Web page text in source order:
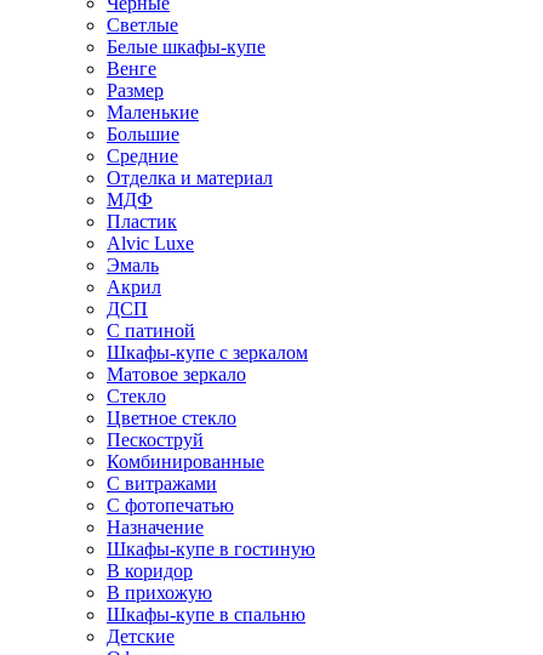
Светлые
Белые шкафы-купе
Венге
Размер
Маленькие
Большие
Средние
Отделка и материал
МДФ
Пластик
Alvic Luxe
Эмаль
Акрил
ДСП
С патиной
Шкафы-купе с зеркалом
Матовое зеркало
Стекло
Цветное стекло
Пескоструй
Комбинированные
С витражами
С фотопечатью
Назначение
Шкафы-купе в гостиную
В коридор
В прихожую
Шкафы-купе в спальню
Детские